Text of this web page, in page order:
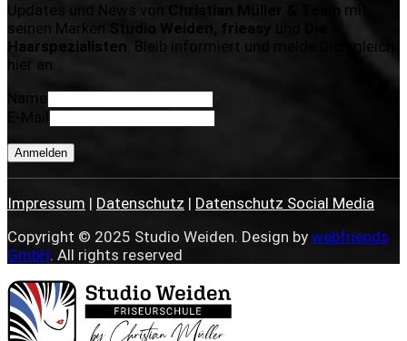
Updates und News von Christian Müller & Team mit
seinen Marken
Studio Weiden, frieasy
Haarspezialisten . Bleib informiert und melde Dich gleich
hier an.
Name
Anmelden
Impressum | Datenschutz | Datenschutz Social Media
Copyright © 2025 Studio Weiden. Design by webfriends
GmbH. All rights reserved